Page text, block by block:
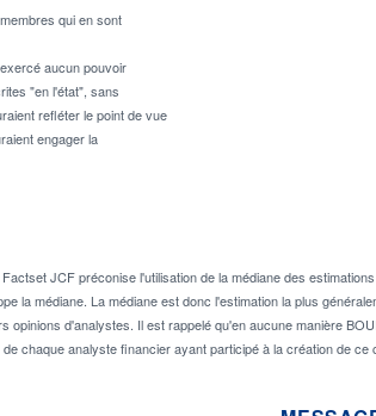
qui en sont
aucun pouvoir
"en l'état", sans
refléter le point de vue
engager la
JCF préconise l'utilisation de la médiane des
la médiane. La médiane est donc l'estimation la plus
d'analystes. Il est rappelé qu'en aucune manière
chaque analyste financier ayant participé à la création de